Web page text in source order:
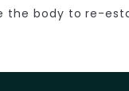
the body to re-